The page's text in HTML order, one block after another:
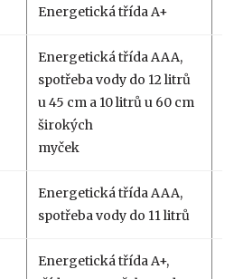
Energetická třída A+
Energetická třída AAA,
spotřeba vody do 12 litrů
u 45 cm a 10 litrů u 60 cm
širokých
myček
Energetická třída AAA,
spotřeba vody do 11 litrů
Energetická třída A+,